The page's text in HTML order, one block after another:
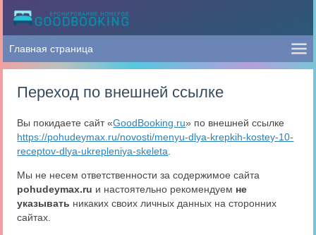
Переход по внешней ссылке
Вы покидаете сайт «GoodBooking.ru» по внешней ссылке
https://pohudeymax.ru/novosti/menyu-dlya-krepkih-kostey-10-
receptov-dlya-ukrepleniya-skeleta
Мы не несем ответственности за содержимое сайта
pohudeymax.ru и настоятельно рекомендуем не
указывать никаких своих личных данных на сторонних
сайтах.